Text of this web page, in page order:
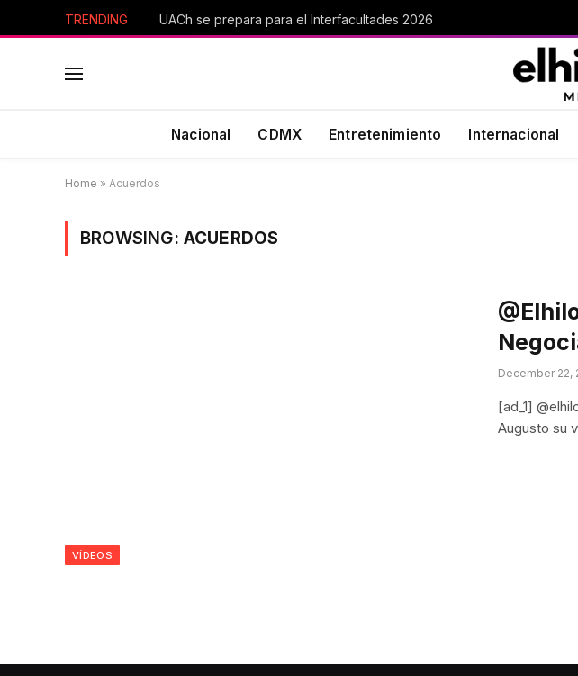
TRENDING UACh se prepara para el Interfacultades 2026
Nacional CDMX Entretenimiento Internacional
Home » Acuerdos
BROWSING: ACUERDOS
VÍDEOS
December 22,
[ad_1]
Augusto su